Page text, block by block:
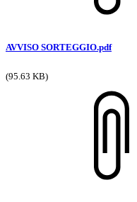
AVVISO SORTEGGIO.pdf
(95.63 KB)